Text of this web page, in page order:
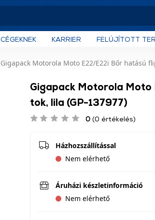
CÉGEKNEK KARRIER FELÚJÍTOTT
Gigapack Motorola Moto E22/E22i Bőr hatású
Gigapack Motorola
tok, lila (GP-137977)
0 (0 értékelés)
Házhozszállítással
Nem elérhető
Áruházi készletinformáció
Nem elérhető